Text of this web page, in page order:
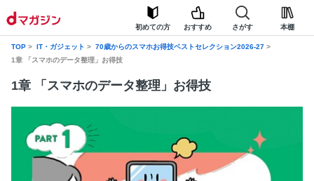
初めての方 おすすめ さがす 本棚
TOP IT・ガジェット
70歳からのスマホお得技ベストセレクション2026-27
1章 「スマホのデータ整理」お得技
1章 「スマホのデータ整理」お得技